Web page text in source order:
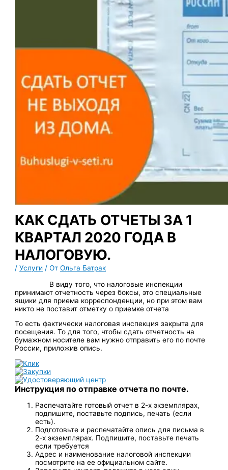
КАК СДАТЬ ОТЧЕТЫ ЗА 1
КВАРТАЛ 2020 ГОДА В
НАЛОГОВУЮ.
/Услуги / ОтОльга Батрак
В виду того, что налоговые инспекции
принимают отчетность через боксы, это специальные
ящики для приема корреспонденции, но при этом вам
никто не поставит отметку о приемке отчета
То есть фактически налоговая инспекция закрыта для
посещения. То для того, чтобы сдать отчетность на
бумажном носителе вам нужно отправить его по почте
России, приложив опись.
Инструкция по отправке отчета по почте.
Распечатайте готовый отчет в 2-х экземплярах,
подпишите, поставьте подпись, печать (если
есть).
Подготовьте и распечатайте опись для письма в
2-х экземплярах. Подпишите, поставьте печать
если требуется
Адрес и наименование налоговой инспекции
посмотрите на ее официальном сайте.